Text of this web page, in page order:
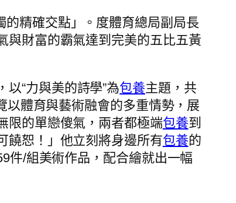
的精確交點」。度體育總局副局長
與財富的霸氣達到完美的五比五黃
“力與美的詩學”為包養主題，共
以體育與藝術融會的多重情勢，展
限的單戀傻氣，兩者都極端包養到
饒恕！」他立刻將身邊所有包養的
件/組美術作品，配合繪就出一幅